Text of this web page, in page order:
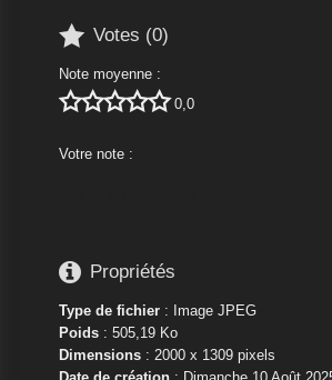
 Votes (0)
Note moyenne :
 0,0
Votre note :
 Propriétés
Type de fichier: Image JPEG
Poids: 505,19 Ko
Dimensions: 2000 x 1309 pixels